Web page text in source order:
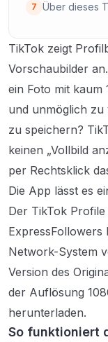
7 Über dieses
TikTok zeigt
Vorschaubilder
ein Foto mit kaum
und unmöglich
zu speichern?
keinen „Vollbild
per Rechtsklick
Die App lässt es
Der TikTok
ExpressFollowers
Network-System
Version des
der Auflösung
herunterladen.
So funktioniert